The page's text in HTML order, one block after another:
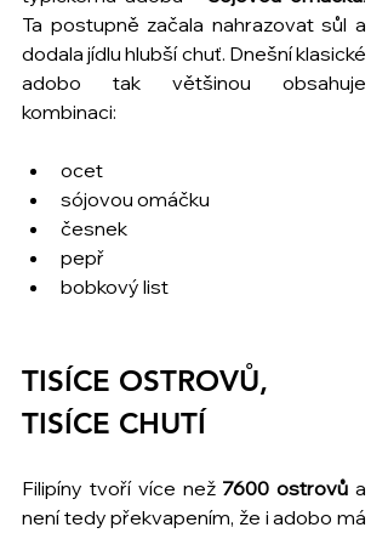
Ta postupně začala nahrazovat sůl a
dodala jídlu hlubší chuť. Dnešní klasické
adobo tak většinou obsahuje
kombinaci:
ocet
sójovou omáčku
česnek
pepř
bobkový list
TISÍCE OSTROVŮ,
TISÍCE CHUTÍ
Filipíny tvoří více než 7600 ostrovů a
není tedy překvapením, že i adobo má